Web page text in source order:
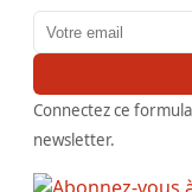
Adresse email
Connectez ce
newsletter.